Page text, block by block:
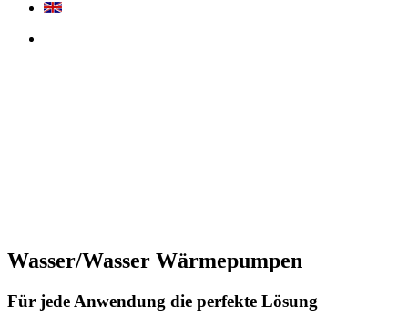
Wasser/Wasser Wärmepumpen
Für jede Anwendung die perfekte Lösung